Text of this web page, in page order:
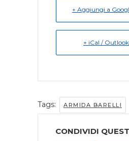
+ Aggiungi a
+ iCal /
Tags: ARMIDA BARELLI
CONDIVIDI